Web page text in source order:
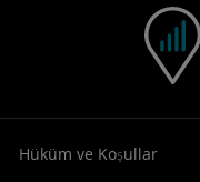
Hüküm ve Koşullar